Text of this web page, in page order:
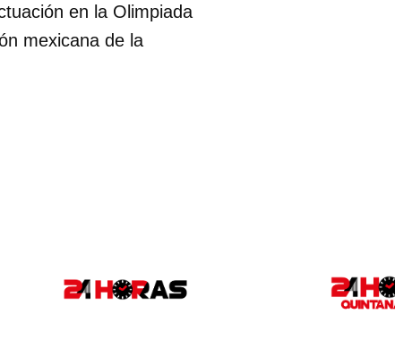
en la Olimpiada
mexicana de la